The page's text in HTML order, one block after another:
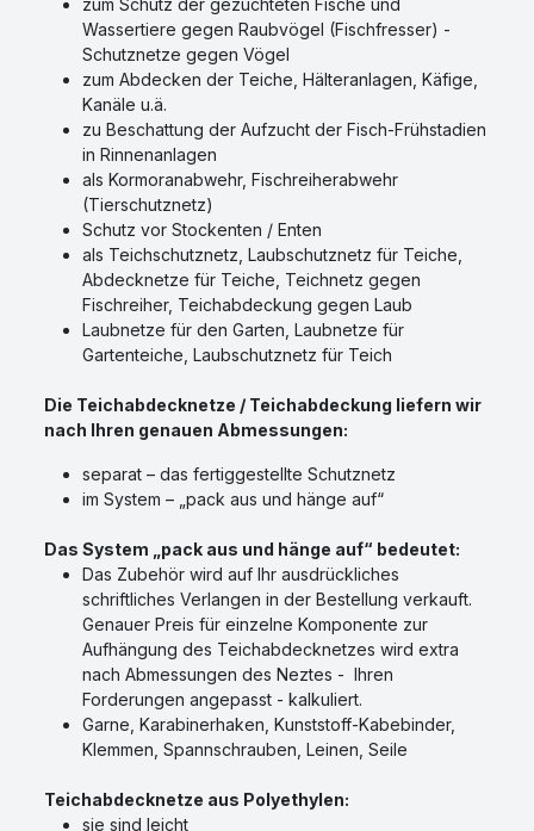
Wassertiere gegen Raubvögel (Fischfresser) -
Schutznetze gegen Vögel
zum Abdecken der Teiche, Hälteranlagen, Käfige,
Kanäle u.ä.
zu Beschattung der Aufzucht der Fisch-Frühstadien
in Rinnenanlagen
als Kormoranabwehr, Fischreiherabwehr
(Tierschutznetz)
Schutz vor Stockenten / Enten
als Teichschutznetz, Laubschutznetz für Teiche,
Abdecknetze für Teiche, Teichnetz gegen
Fischreiher, Teichabdeckung gegen Laub
Laubnetze für den Garten, Laubnetze für
Gartenteiche, Laubschutznetz für Teich
Die Teichabdecknetze / Teichabdeckung liefern wir
nach Ihren genauen Abmessungen:
separat – das fertiggestellte Schutznetz
im System – „pack aus und hänge auf“
Das System „pack aus und hänge auf“ bedeutet:
Das Zubehör wird auf Ihr ausdrückliches
schriftliches Verlangen in der Bestellung verkauft.
Genauer Preis für einzelne Komponente zur
Aufhängung des Teichabdecknetzes wird extra
nach Abmessungen des Neztes - Ihren
Forderungen angepasst - kalkuliert.
Garne, Karabinerhaken, Kunststoff-Kabebinder,
Klemmen, Spannschrauben, Leinen, Seile
Teichabdecknetze aus Polyethylen:
sie sind leicht